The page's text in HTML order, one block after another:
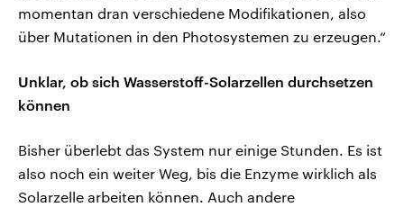
momentan dran verschiedene Modifikationen, also
über Mutationen in den Photosystemen zu erzeugen.“
Unklar, ob sich Wasserstoff-Solarzellen durchsetzen
können
Bisher überlebt das System nur einige Stunden. Es ist
also noch ein weiter Weg, bis die Enzyme wirklich als
Solarzelle arbeiten können. Auch andere